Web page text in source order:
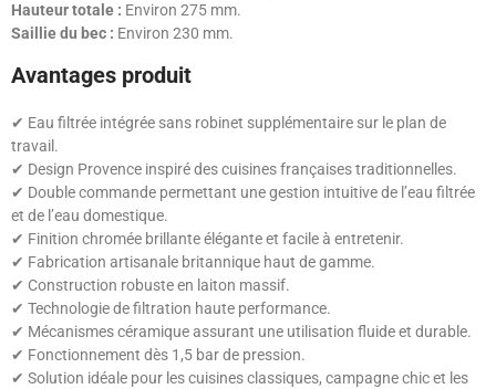
Hauteur totale : Environ 275 mm.
Saillie du bec : Environ 230 mm.
Avantages produit
✔ Eau filtrée intégrée sans robinet supplémentaire sur le plan de
travail.
✔ Design Provence inspiré des cuisines françaises traditionnelles.
✔ Double commande permettant une gestion intuitive de l’eau filtrée
et de l’eau domestique.
✔ Finition chromée brillante élégante et facile à entretenir.
✔ Fabrication artisanale britannique haut de gamme.
✔ Construction robuste en laiton massif.
✔ Technologie de filtration haute performance.
✔ Mécanismes céramique assurant une utilisation fluide et durable.
✔ Fonctionnement dès 1,5 bar de pression.
✔ Solution idéale pour les cuisines classiques, campagne chic et les